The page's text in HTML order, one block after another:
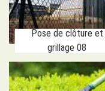
Pose de clôture et
grillage 08